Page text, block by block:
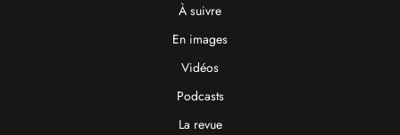
À suivre
En images
Vidéos
Podcasts
La revue